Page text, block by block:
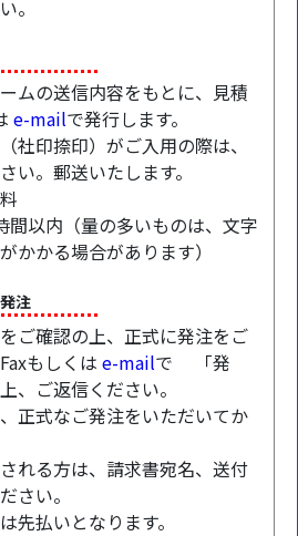
。
ムの送信内容をもとに、見積
e-mailで発行します。
社印捺印）がご入用の際は、
い。郵送いたします。
以内（量の多いものは、文字
かかる場合があります）
注
ご確認の上、正式に発注をご
もしくは e-mailで 「発
、ご返信ください。
正式なご発注をいただいてか
れる方は、請求書宛名、送付
さい。
先払いとなります。